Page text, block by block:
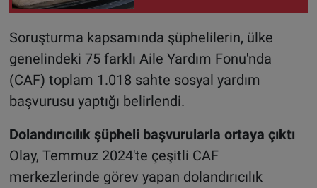
Soruşturma kapsamında şüphelilerin, ülke
genelindeki 75 farklı Aile Yardım Fonu'nda
(CAF) toplam 1.018 sahte sosyal yardım
başvurusu yaptığı belirlendi.
Dolandırıcılık şüpheli başvurularla ortaya çıktı
Olay, Temmuz 2024'te çeşitli CAF
merkezlerinde görev yapan dolandırıcılık